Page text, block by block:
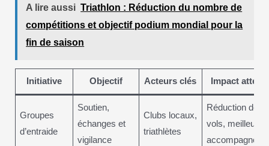
A lire aussi Triathlon : Réduction du nombre de
compétitions et objectif podium mondial pour la
fin de saison
Initiative Objectif Acteurs clés Impact
Groupes
d’entraide
Soutien,
échanges et
vigilance
Clubs locaux,
triathlètes
Réduction des
vols, meilleur